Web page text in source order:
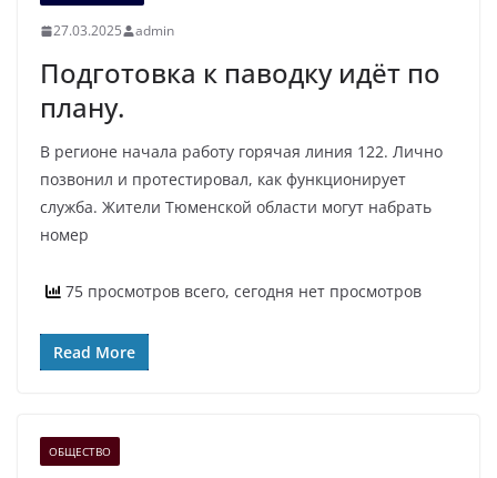
27.03.2025 admin
Подготовка к паводку идёт по
плану.
В регионе начала работу горячая линия 122. Лично
позвонил и протестировал, как функционирует
служба. Жители Тюменской области могут набрать
номер
75 просмотров всего, сегодня нет просмотров
Read More
ОБЩЕСТВО